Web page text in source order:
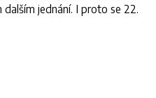
jednání. I proto se 22.